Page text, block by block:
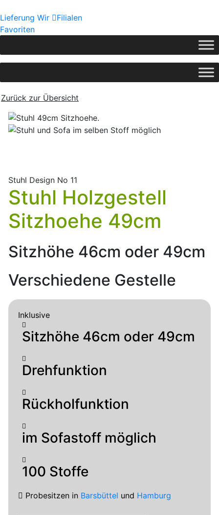
Lieferung Wir
Filialen
Favoriten
Zurück zur Übersicht
Stuhl Design No 11
Stuhl Holzgestell
Sitzhoehe 49cm
Sitzhöhe 46cm oder 49cm
Verschiedene Gestelle
Inklusive
Sitzhöhe 46cm oder 49cm
Drehfunktion
Rückholfunktion
im Sofastoff möglich
100 Stoffe
Probesitzen in Barsbüttel und Hamburg